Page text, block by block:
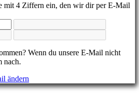
mit 4 Ziffern ein, den wir dir per E-Mail
Wenn du unsere E-Mail nicht
nach.
ändern